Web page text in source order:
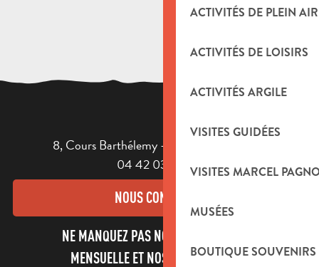
ACTIVITÉS DE PLEIN AIR
ACTIVITÉS DE LOISIRS
ACTIVITÉS ARGILE
VISITES GUIDÉES
VISITES MARCEL
MUSÉES
BOUTIQUE
8, Cours Barthélemy - 13400 AUBAGNE
04 42 03 49 98
NOUS CONTACTER
NE MANQUEZ PAS NOTRE NEWSLETTER
MENSUELLE ET NOS INFORMATIONS